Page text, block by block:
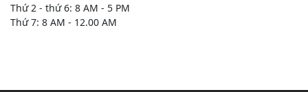
Thứ 2 - thứ 6: 8 AM - 5 PM
Thứ 7: 8 AM - 12.00 AM